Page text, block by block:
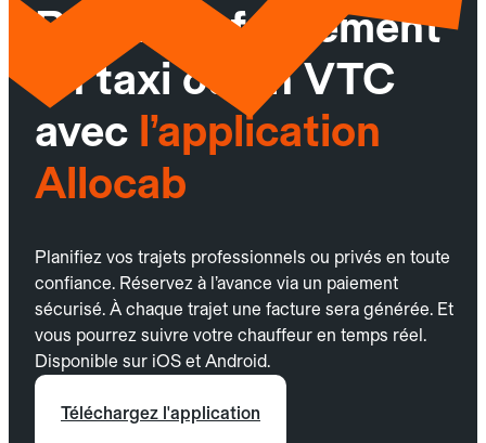
Réservez facilement
un taxi ou un VTC
avec l’application
Allocab
Planifiez vos trajets professionnels ou privés en toute
confiance. Réservez à l’avance via un paiement
sécurisé. À chaque trajet une facture sera générée. Et
vous pourrez suivre votre chauffeur en temps réel.
Disponible sur iOS et Android.
Téléchargez l'application